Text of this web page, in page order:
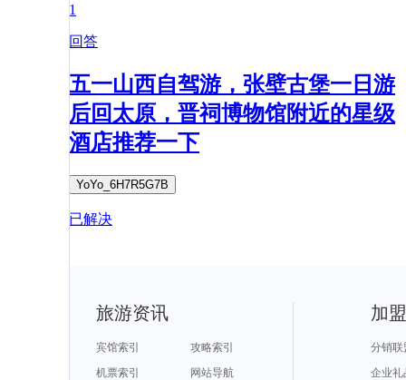
1
回答
五一山西自驾游，张壁古堡一日游
后回太原，晋祠博物馆附近的星级
酒店推荐一下
YoYo_6H7R5G7B
已解决
旅游资讯
宾馆索引
攻略索引
机票索引
网站导航
加
分销联
企业礼